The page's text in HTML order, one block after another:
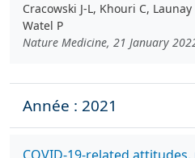
Cracowski J-L, Khouri C,
Watel P
Nature Medicine, 21 January
Année : 2021